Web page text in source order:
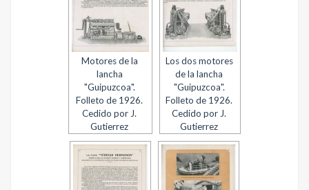
Motores de la
lancha
"Guipuzcoa".
Folleto de 1926.
Cedido por J.
Gutierrez
Los dos motores
de la lancha
"Guipuzcoa".
Folleto de 1926.
Cedido por J.
Gutierrez